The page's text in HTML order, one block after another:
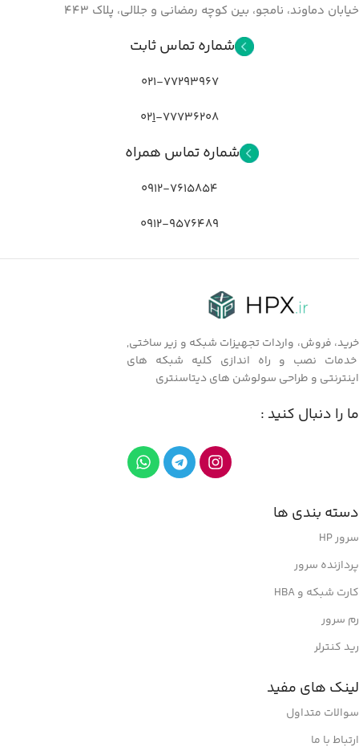
خیابان دماوند، نامجو، بین کوچه رمضانی و جلالي، پلاک ۴۴۳
شماره تماس ثابت
021-77293967
021-77736208
شماره تماس همراه
0912-7615854
0912-9576489
خرید، فروش، واردات تجهیزات شبکه و زیر ساختی,
خدمات نصب و راه اندازی کلیه شبکه های
اینترنتی و طراحی سولوشن های دیتاسنتری
ما را دنبال کنید :
دسته بندی ها
سرور HP
پردازنده سرور
کارت شبکه و HBA
رم سرور
رید کنترلر
لینک های مفید
سوالات متداول
ارتباط با ما